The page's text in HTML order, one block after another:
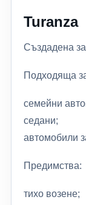
Turanza
Създадена
Подходяща
семейни
седани;
автомобили
Предимства:
тихо возене;